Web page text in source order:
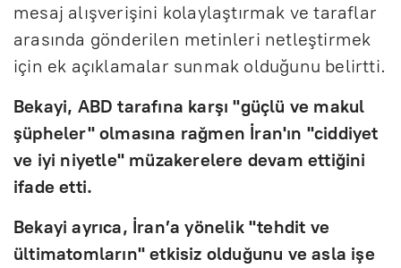
mesaj alışverişini kolaylaştırmak ve taraflar
arasında gönderilen metinleri netleştirmek
için ek açıklamalar sunmak olduğunu belirtti.
Bekayi, ABD tarafına karşı "güçlü ve makul
şüpheler" olmasına rağmen İran'ın "ciddiyet
ve iyi niyetle" müzakerelere devam ettiğini
ifade etti.
Bekayi ayrıca, İran’a yönelik "tehdit ve
ültimatomların" etkisiz olduğunu ve asla işe